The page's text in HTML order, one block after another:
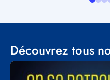
Découvrez tous
Visuel
principal